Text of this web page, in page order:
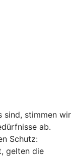
sind, stimmen wir
ab.
Schutz:
gelten die